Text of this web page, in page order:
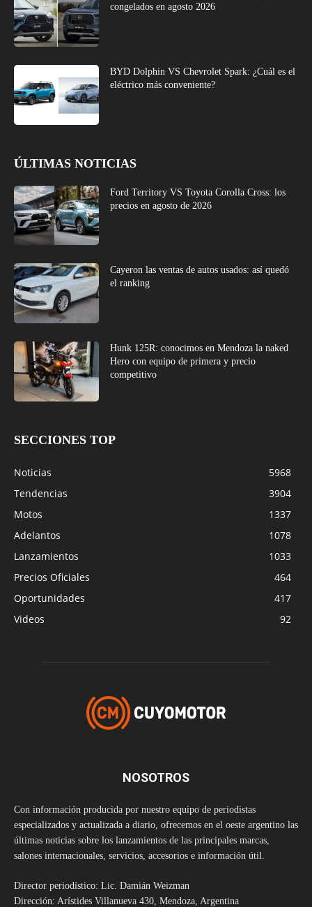
congelados en agosto 2026
BYD Dolphin VS Chevrolet Spark: ¿Cuál es el
eléctrico más conveniente?
ÚLTIMAS NOTICIAS
Ford Territory VS Toyota Corolla Cross: los
precios en agosto de 2026
Cayeron las ventas de autos usados: así quedó
el ranking
Hunk 125R: conocimos en Mendoza la naked
Hero con equipo de primera y precio
competitivo
SECCIONES TOP
Noticias
5968
Tendencias
3904
Motos
1337
Adelantos
1078
Lanzamientos
1033
Precios Oficiales
464
Oportunidades
417
Videos
92
NOSOTROS
Con información producida por nuestro equipo de periodistas
especializados y actualizada a diario, ofrecemos en el oeste argentino las
últimas noticias sobre los lanzamientos de las principales marcas,
salones internacionales, servicios, accesorios e información útil.
Director periodístico: Lic. Damián Weizman
Dirección: Arístides Villanueva 430, Mendoza, Argentina